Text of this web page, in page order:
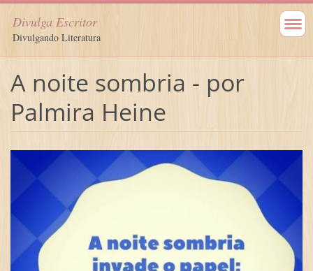
Divulga Escritor
Divulgando Literatura
A noite sombria - por
Palmira Heine